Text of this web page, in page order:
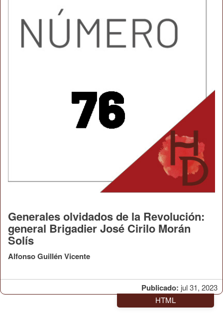
Publicado: jul 31, 2023
Generales olvidados de la Revolución:
general Brigadier José Cirilo Morán
Solís
Alfonso Guillén Vicente
HTML